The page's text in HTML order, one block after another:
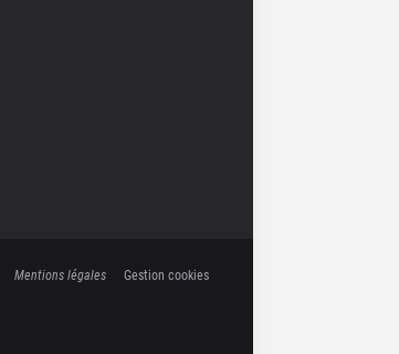
Mentions légales Gestion cookies